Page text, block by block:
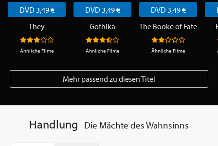
DVD 3,49 €
They
Ähnliche Filme
DVD 3,49 €
Gothika
Ähnliche Filme
DVD 3,49 €
The Booke of Fate
Ähnliche Filme
Mehr passend zu diesen Titel
Handlung Die Mächte des Wahnsinns